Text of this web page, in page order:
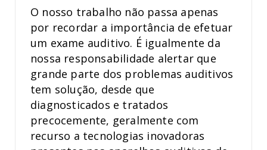
O nosso trabalho não passa apenas
por recordar a importância de efetuar
um exame auditivo. É igualmente da
nossa responsabilidade alertar que
grande parte dos problemas auditivos
tem solução, desde que
diagnosticados e tratados
precocemente, geralmente com
recurso a tecnologias inovadoras